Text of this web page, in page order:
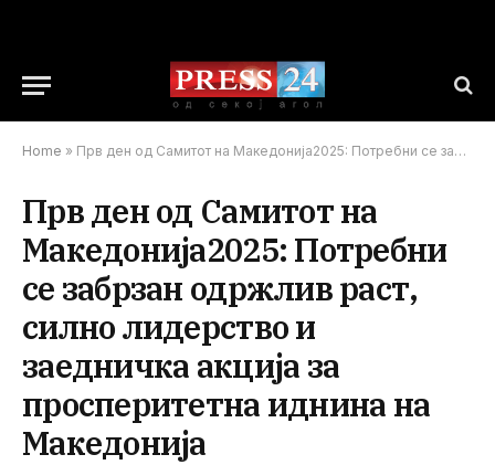
Home » Прв ден од Самитот на Македонија2025: Потребни се забрзан одржлив раст, силно лидерство и заедничка акција за просперитетна иднина на Македонија
Прв ден од Самитот на
Македонија2025: Потребни
се забрзан одржлив раст,
силно лидерство и
заедничка акција за
просперитетна иднина на
Македонија